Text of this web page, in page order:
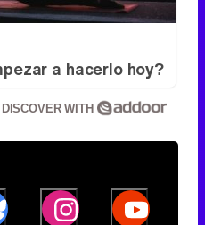
a hacerlo hoy?
DISCOVER WITH